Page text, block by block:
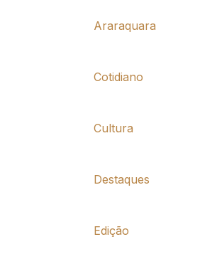
Araraquara
Cotidiano
Cultura
Destaques
Edição